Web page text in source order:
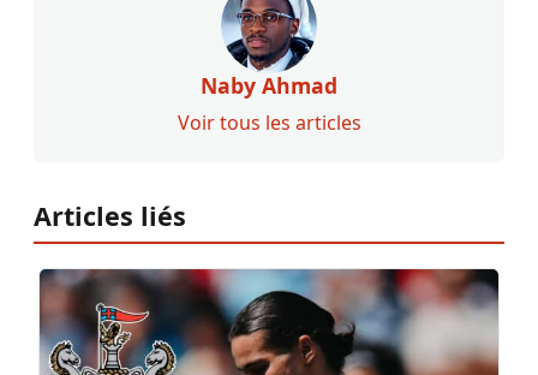
Naby Ahmad
Voir tous les articles
Articles liés